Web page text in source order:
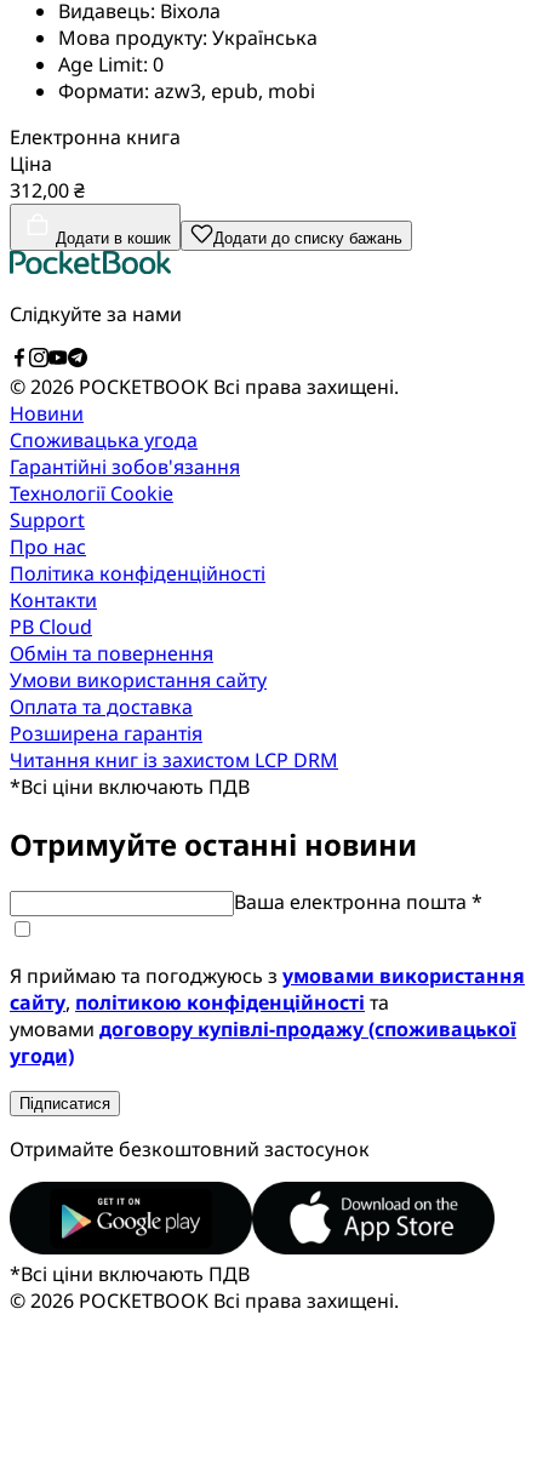
Видавець: Віхола
Мова продукту: Українська
Age Limit: 0
Формати: azw3, epub, mobi
Електронна книга
Ціна
312,00 ₴
Додати в кошик Додати до списку бажань
Слідкуйте за нами
© 2026 POCKETBOOK Всі права захищені.
Новини
Споживацька угода
Гарантійні зобов'язання
Технології Cookie
Support
Про нас
Політика конфіденційності
Контакти
PB Cloud
Обмін та повернення
Умови використання сайту
Оплата та доставка
Розширена гарантія
Читання книг із захистом LCP DRM
*Всі ціни включають ПДВ
Отримуйте останні новини
Ваша електронна пошта *
Я приймаю та погоджуюсь з умовами використання
сайту, політикою конфіденційності та
умовами договору купівлі-продажу (споживацької
угоди)
Підписатися
Отримайте безкоштовний застосунок
*Всі ціни включають ПДВ
© 2026 POCKETBOOK Всі права захищені.